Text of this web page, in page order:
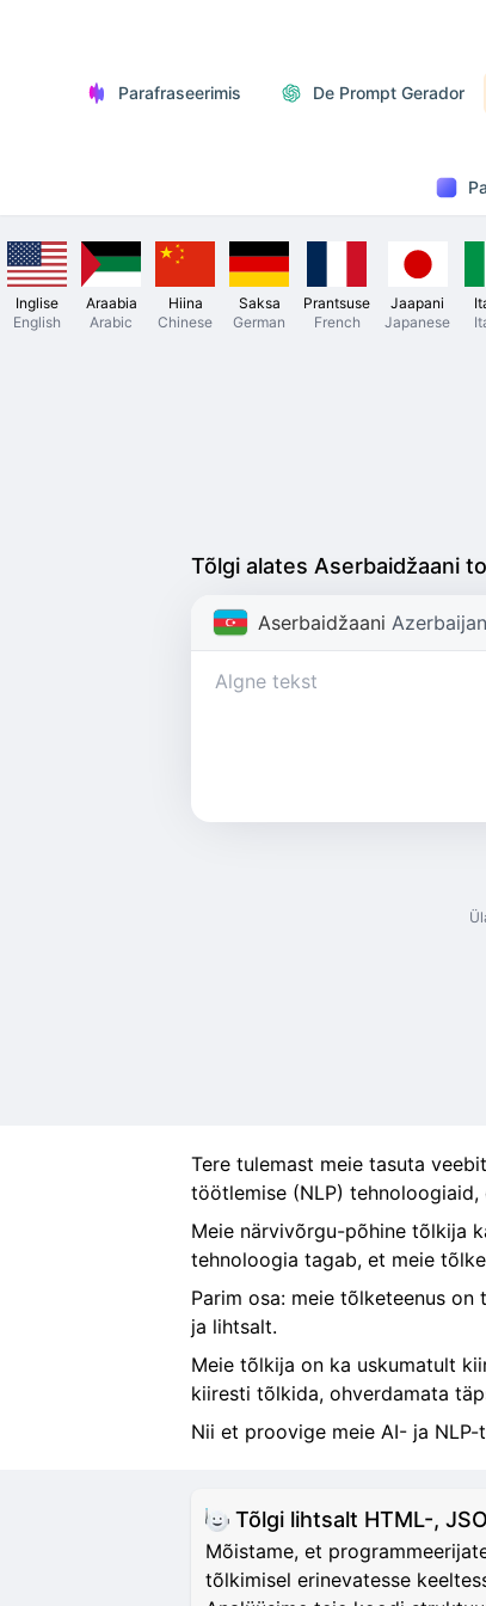
Parafraseerimis De Prompt Gerador
Inglise
English
Araabia
Arabic
Hiina
Chinese
Saksa
German
Prantsuse
French
Jaapani
Japanese
Tõlgi alates Aserbaidžaani
Aserbaidžaani
Tere tulemast meie tasuta
töötlemise (NLP)
Meie närvivõrgu-põhine tõlkija
tehnoloogia tagab, et meie
Parim osa: meie tõlketeenus
ja lihtsalt.
Meie tõlkija on ka uskumatult
kiiresti tõlkida, ohverdamata
Nii et proovige meie AI- ja
Tõlgi lihtsalt HTML-,
Mõistame, et
tõlkimisel erinevatesse